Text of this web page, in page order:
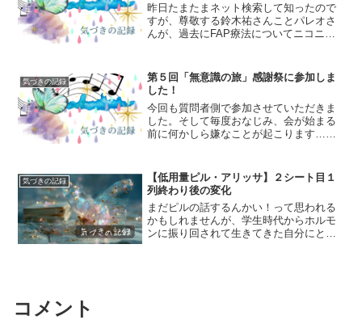
昨日たまたまネット検索して知ったので
すが、尊敬する鈴木祐さんことパレオさ
んが、過去にFAP療法についてニコニコ
ありましたか！！！」と感動したもので
す。ちなみにパレオさん...
気づきの記録
第５回「無意識の旅」感謝祭に参加しま
した！
今回も質問者側で参加させていただきま
した。そして毎度おなじみ、会が始まる
前に何かしら嫌なことが起こります…。
ァもびちゃびちゃにしてしまって大変で
した。これで感情を揺さぶ...
気づきの記録
【低用量ピル・アリッサ】２シート目１
列終わり後の変化
まだピルの話するんかい！って思われる
かもしれませんが、学生時代からホルモ
ンに振り回されて生きてきた自分にとっ
コメント